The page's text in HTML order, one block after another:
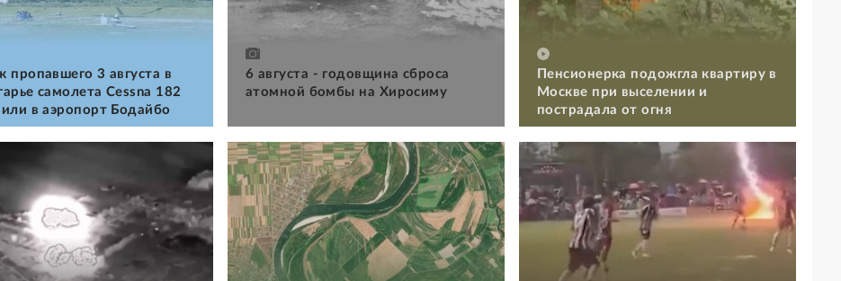
пропавшего 3 августа в
самолета Cessna 182
в аэропорт Бодайбо
6 августа - годовщина сброса
атомной бомбы на Хиросиму
Пенсионерка подожгла квартиру в
Москве при выселении и
пострадала от огня